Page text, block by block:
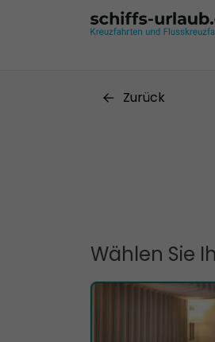
Zurück
Wählen Sie